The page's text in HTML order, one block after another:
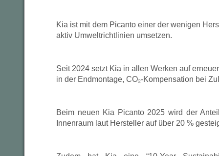
Kia ist mit dem Picanto einer der wenigen
aktiv Umweltrichtlinien umsetzen.
Seit 2024 setzt Kia in allen Werken auf
in der Endmontage, CO₂-Kompensation bei
Beim neuen Kia Picanto 2025 wird der
Innenraum laut Hersteller auf über 20 %